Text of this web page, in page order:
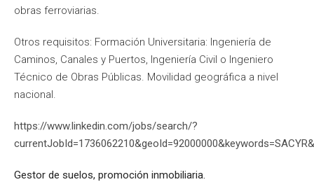
obras ferroviarias.
Otros requisitos: Formación Universitaria: Ingeniería de
Caminos, Canales y Puertos, Ingeniería Civil o Ingeniero
Técnico de Obras Públicas. Movilidad geográfica a nivel
nacional.
https://www.linkedin.com/jobs/search/?
Gestor de suelos, promoción inmobiliaria.